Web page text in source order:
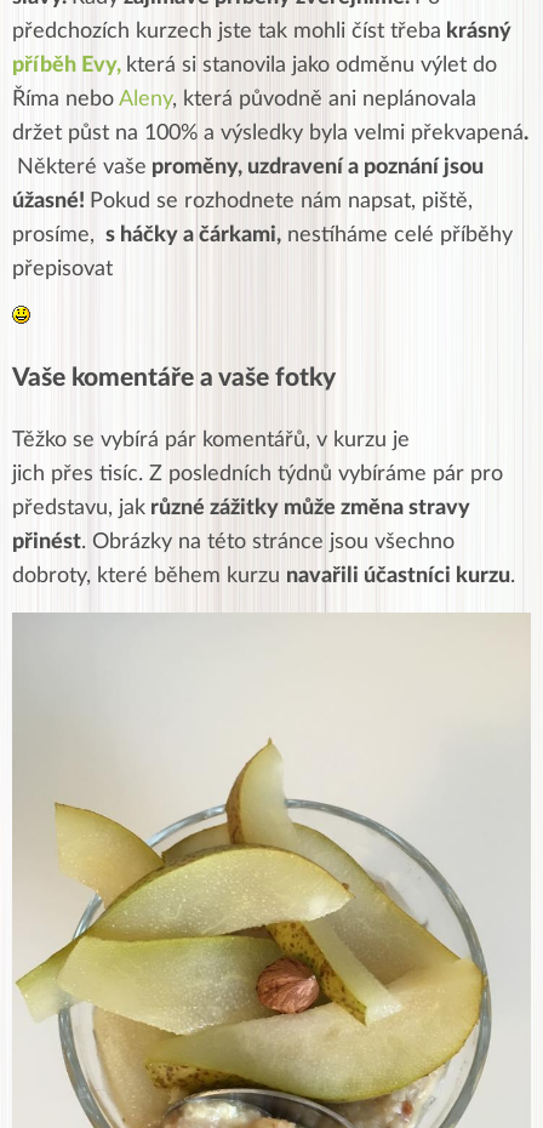
předchozích kurzech jste tak mohli číst třeba krásný
příběh Evy, která si stanovila jako odměnu výlet do
Říma nebo Aleny, která původně ani neplánovala
držet půst na 100% a výsledky byla velmi překvapená.
Některé vaše proměny, uzdravení a poznání jsou
úžasné! Pokud se rozhodnete nám napsat, piště,
prosíme, s háčky a čárkami, nestíháme celé příběhy
přepisovat
Vaše komentáře a vaše fotky
Těžko se vybírá pár komentářů, v kurzu je
jich přes tisíc. Z posledních týdnů vybíráme pár pro
představu, jak různé zážitky může změna stravy
přinést. Obrázky na této stránce jsou všechno
dobroty, které během kurzu navařili účastníci kurzu.